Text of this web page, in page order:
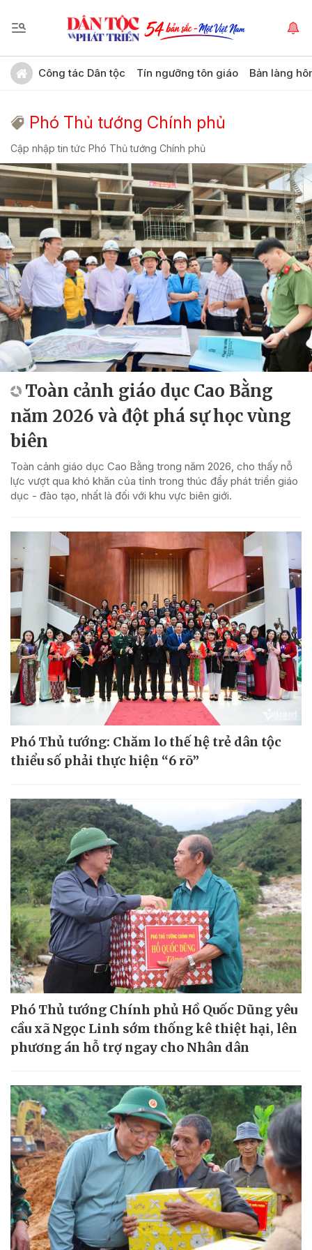
Công tác Dân tộc Tín ngưỡng tôn giáo Bản làng
Phó Thủ tướng Chính phủ
Cập nhập tin tức Phó Thủ tướng Chính phủ
Toàn cảnh giáo dục Cao Bằng
năm 2026 và đột phá sự học vùng
biên
Toàn cảnh giáo dục Cao Bằng trong năm 2026, cho thấy nỗ
lực vượt qua khó khăn của tỉnh trong thúc đẩy phát triển giáo
dục - đào tạo, nhất là đối với khu vực biên giới.
Phó Thủ tướng: Chăm lo thế hệ trẻ dân tộc
thiểu số phải thực hiện “6 rõ”
Phó Thủ tướng Chính phủ Hồ Quốc Dũng yêu
cầu xã Ngọc Linh sớm thống kê thiệt hại, lên
phương án hỗ trợ ngay cho Nhân dân